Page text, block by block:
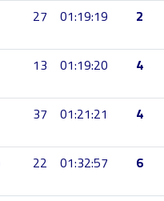
27 01:19:19 2
13 01:19:20 4
37 01:21:21 4
22 01:32:57 6